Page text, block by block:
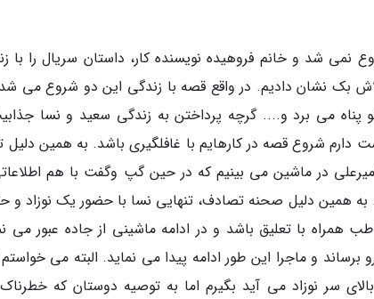
نمی شد و خانم فروهیده نویسنده کار، داستان سریال را
بک نشان دادیم. در واقع قصه با زندگی این دو شروع می
پناه می برد و.... گرچه پرداختن به زندگی سعید و نسا
شروع قصه در کارهایم با غافلگیری باشد. به همین دلیل
در ماشین می بینیم که در حین گپ وگفت با هم
به همین دلیل صحنه تصادف، تنهایی نسا با حضور یک
همراه با تعلیق باشد و در ادامه ماشینی از جاده عبور می
و ماجرا این طور ادامه پیدا می نماید. البته می
سر نوزاد می آید بگیرم اما به توصیه دوستان که